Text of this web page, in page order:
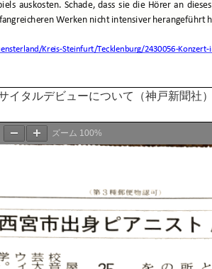
イタルデビューについて（神戸新聞社）
ズーム 100%